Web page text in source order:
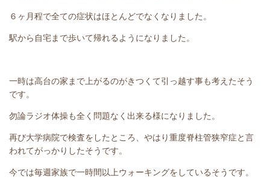
６ヶ月程で全ての症状はほとんどでなくなりました。
駅から自宅まで歩いて帰れるようになりました。
一時は高台の家まで上がるのがきつくて引っ越す事も考えたそう
です。
勿論ラジオ体操も全く問題なく出来る様になりました。
再び大学病院で検査をしたところ、やはり重度脊柱管狭窄症と言
われてがっかりしたそうです。
今では毎週家族で一時間以上ウォーキングをしているそうです。